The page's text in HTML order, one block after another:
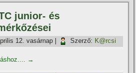
junior- és
12. vasárnap Szerző: K@rcsi
→